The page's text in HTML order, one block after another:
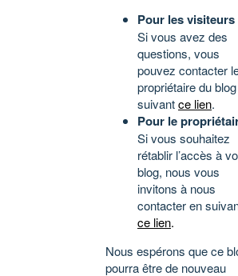
Pour les visiteurs
Si vous avez des
questions, vous
pouvez contacter
propriétaire du
suivantce lien.
Pour le
Si vous souhaitez
rétablir l’accès à
blog, nous vous
invitons à nous
contacter en
ce lien.
Nous espérons que ce
pourra être de nouveau